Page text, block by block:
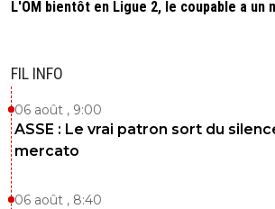
L'OM bientôt en Ligue 2, le coupable a un
FIL INFO
06 août , 9:00
ASSE : Le vrai patron sort du
mercato
06 août , 8:40